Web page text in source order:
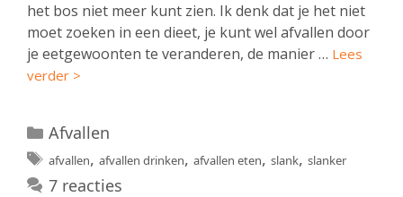
het bos niet meer kunt zien. Ik denk dat je het niet
moet zoeken in een dieet, je kunt wel afvallen door
je eetgewoonten te veranderen, de manier … Lees
verder >
Categorieën
Afvallen
Tags
afvallen, afvallen drinken, afvallen eten, slank, slanker
7 reacties